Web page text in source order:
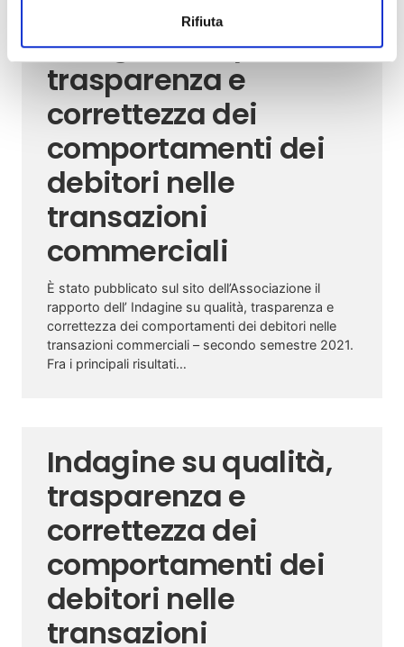
Rifiuta
Indagine su qualità,
trasparenza e
correttezza dei
comportamenti dei
debitori nelle
transazioni
commerciali
È stato pubblicato sul sito dell’Associazione il
rapporto dell’ Indagine su qualità, trasparenza e
correttezza dei comportamenti dei debitori nelle
transazioni commerciali – secondo semestre 2021.
Fra i principali risultati…
Indagine su qualità,
trasparenza e
correttezza dei
comportamenti dei
debitori nelle
transazioni